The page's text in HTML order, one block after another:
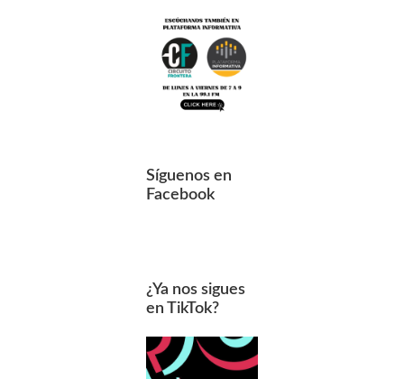
Síguenos en
Facebook
¿Ya nos sigues
en TikTok?